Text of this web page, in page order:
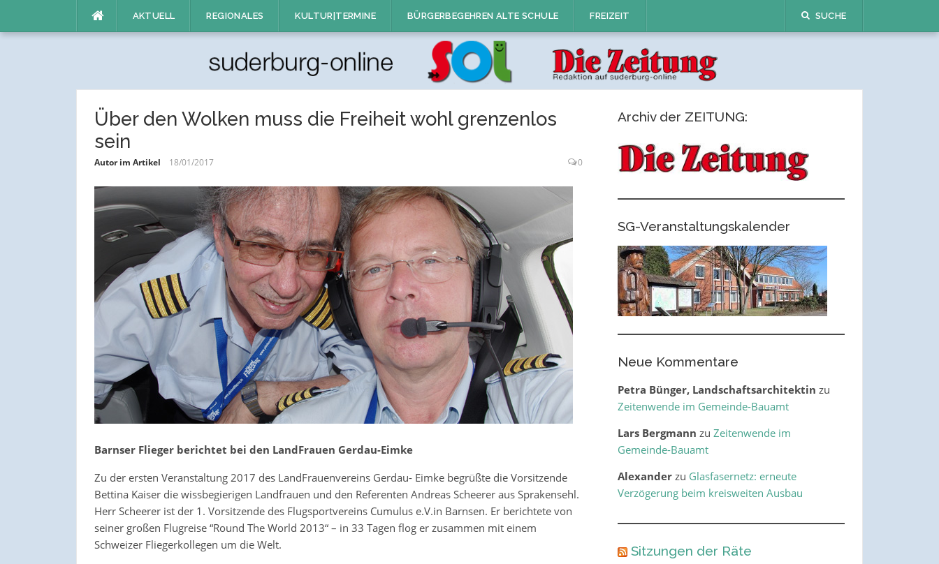
AKTUELL REGIONALES KULTUR|TERMINE BÜRGERBEGEHREN ALTE SCHULE FREIZEIT SUCHE
Über den Wolken muss die Freiheit wohl grenzenlos
sein
Autor im Artikel 18/01/2017 0
Barnser Flieger berichtet bei den LandFrauen Gerdau-Eimke
Zu der ersten Veranstaltung 2017 des LandFrauenvereins Gerdau- Eimke begrüßte die Vorsitzende
Bettina Kaiser die wissbegierigen Landfrauen und den Referenten Andreas Scheerer aus Sprakensehl.
Herr Scheerer ist der 1. Vorsitzende des Flugsportvereins Cumulus e.V.in Barnsen. Er berichtete von
seiner großen Flugreise “Round The World 2013“ – in 33 Tagen flog er zusammen mit einem
Schweizer Fliegerkollegen um die Welt.
Archiv der ZEITUNG:
SG-Veranstaltungskalender
Neue Kommentare
Petra Bünger, Landschaftsarchitektin zu
Zeitenwende im Gemeinde-Bauamt
Lars Bergmann zu Zeitenwende im
Gemeinde-Bauamt
Alexanderzu Glasfasernetz: erneute
Verzögerung beim kreisweiten Ausbau
Sitzungen der Räte